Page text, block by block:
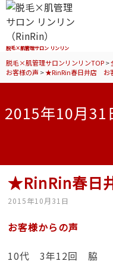
脱毛×肌管理サロン リンリン
脱毛×肌管理サロンリンリンTOP>
お客様の声 >★RinRin春日井店 お
2015年10月31
★RinRin春日
2015年10月31日
お客様からの声
10代 3年12回 脇